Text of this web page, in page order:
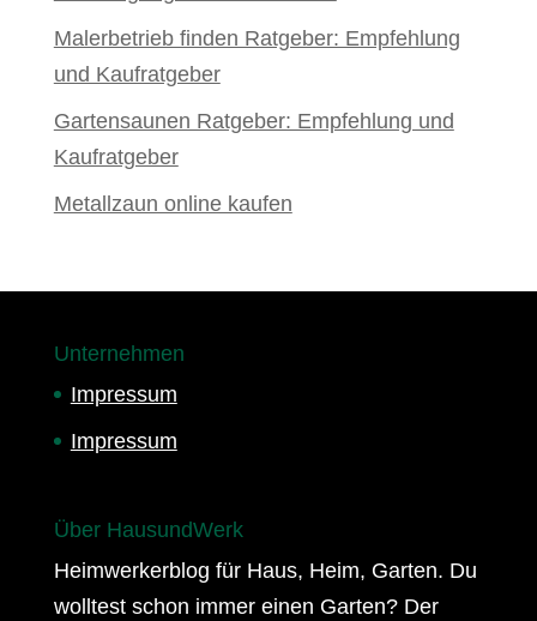
Malerbetrieb finden Ratgeber: Empfehlung
und Kaufratgeber
Gartensaunen Ratgeber: Empfehlung und
Kaufratgeber
Metallzaun online kaufen
Unternehmen
Impressum
Impressum
Über HausundWerk
Heimwerkerblog für Haus, Heim, Garten. Du
wolltest schon immer einen Garten? Der